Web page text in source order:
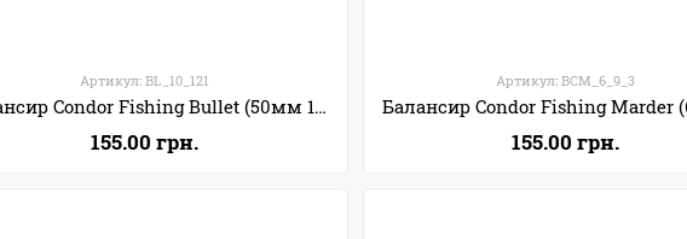
Артикул: BL_10_121
Балансир Condor Fishing Bullet (50мм 10г) Цвет: 121
155.00 грн.
Артикул: BCM_6_9_3
155.00 грн.